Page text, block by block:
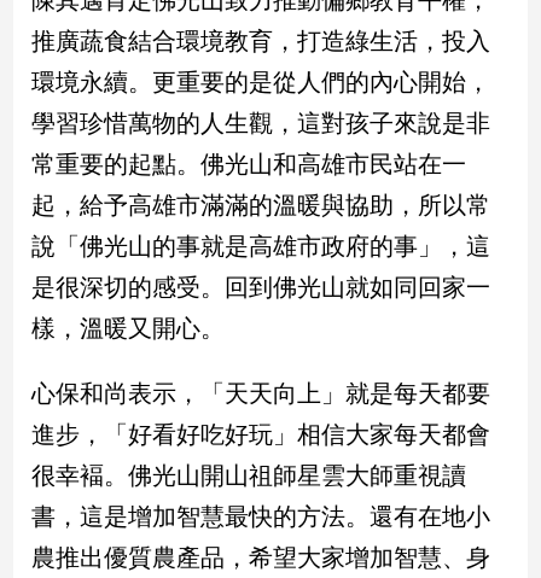
觀
點
娛
樂
娛
樂
星
聞
行/
時
尚
追
星
推廣蔬食結合環境教育，打造綠生活，投入
環境永續。更重要的是從人們的內心開始，
學習珍惜萬物的人生觀，這對孩子來說是非
常重要的起點。佛光山和高雄市民站在一
起，給予高雄市滿滿的溫暖與協助，所以常
說「佛光山的事就是高雄市政府的事」，這
是很深切的感受。回到佛光山就如同回家一
樣，溫暖又開心。
心保和尚表示，「天天向上」就是每天都要
進步，「好看好吃好玩」相信大家每天都會
很幸褔。佛光山開山祖師星雲大師重視讀
書，這是增加智慧最快的方法。還有在地小
農推出優質農產品，希望大家增加智慧、身